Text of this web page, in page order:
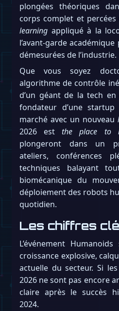
plongées théoriques
corps complet et percées
learning appliqué à la
l’avant-garde
démesurées de l’industrie.
Que vous soyez
algorithme de contrôle
d’un géant de la tech
fondateur d’une
marché avec un nouveau
2026 estthe place to
plongeront dans un
ateliers, conférences
techniques balayant
biomécanique du
déploiement des robots
quotidien.
Les chiffres
L’événement
croissance explosive,
actuelle du secteur. Si
2026 ne sont pas encore
claire après le succès
2024.